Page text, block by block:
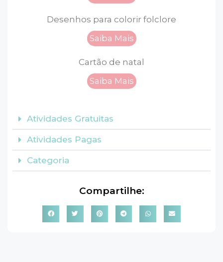
Desenhos para colorir folclore
Saiba Mais
Cartão de natal
Saiba Mais
Atividades Gratuitas
Atividades Pagas
Categoria
Compartilhe: